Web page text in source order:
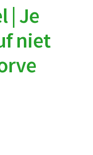
| Je
niet